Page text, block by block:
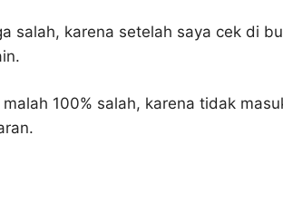
salah, karena setelah saya cek di
100% salah, karena tidak